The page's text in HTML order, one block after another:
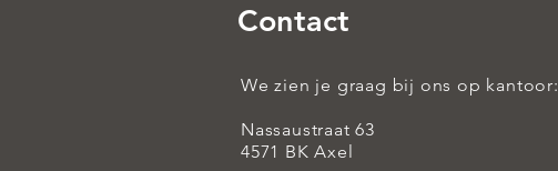
Contact
We zien je graag bij ons op kantoor:
Nassaustraat 63
4571 BK Axel